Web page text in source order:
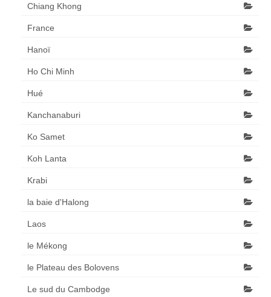
Chiang Khong
France
Hanoï
Ho Chi Minh
Hué
Kanchanaburi
Ko Samet
Koh Lanta
Krabi
la baie d'Halong
Laos
le Mékong
le Plateau des Bolovens
Le sud du Cambodge